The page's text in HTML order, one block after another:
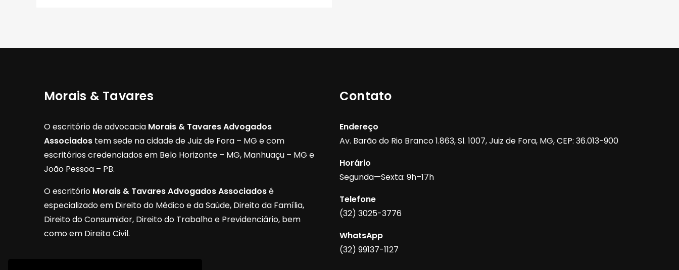
Morais & Tavares
O escritório de advocacia Morais & Tavares Advogados
Associados tem sede na cidade de Juiz de Fora – MG e com
escritórios credenciados em Belo Horizonte – MG, Manhuaçu – MG e
João Pessoa – PB.
O escritório Morais & Tavares Advogados Associadosé
especializado em Direito do Médico e da Saúde, Direito da Família,
Direito do Consumidor, Direito do Trabalho e Previdenciário, bem
como em Direito Civil.
Contato
Endereço
Av. Barão do Rio Branco 1.863, Sl. 1007, Juiz de Fora, MG, CEP: 36.013-900
Horário
Segunda—Sexta: 9h–17h
Telefone
(32) 3025-3776
WhatsApp
(32) 99137-1127